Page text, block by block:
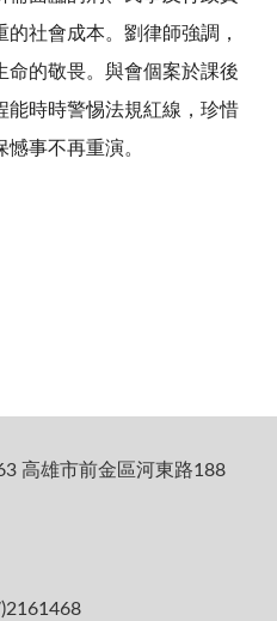
社會成本。劉律師強調，
命的敬畏。與會個案於課後
能時時警惕法規紅線，珍惜
事不再重演。
高雄市前金區河東路188